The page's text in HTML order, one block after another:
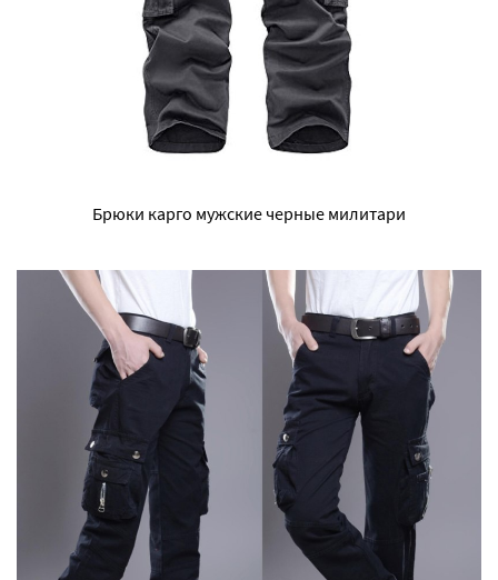
Брюки карго мужские черные милитари